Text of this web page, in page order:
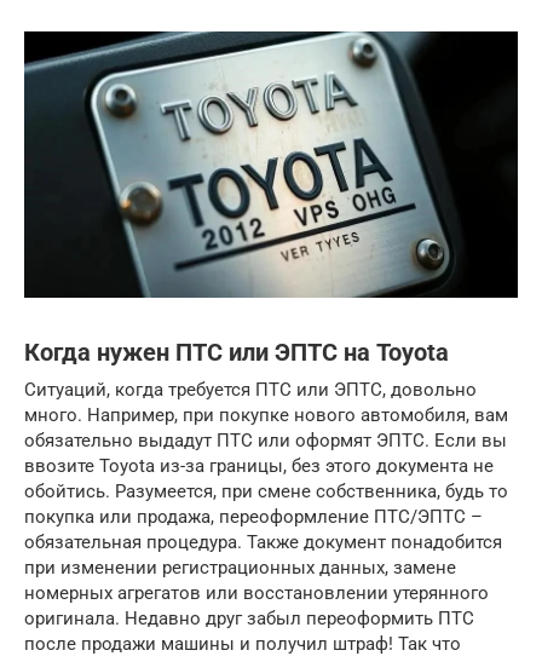
Когда нужен ПТС или ЭПТС на Toyota
Ситуаций, когда требуется ПТС или ЭПТС, довольно
много. Например, при покупке нового автомобиля, вам
обязательно выдадут ПТС или оформят ЭПТС. Если вы
ввозите Toyota из-за границы, без этого документа не
обойтись. Разумеется, при смене собственника, будь то
покупка или продажа, переоформление ПТС/ЭПТС –
обязательная процедура. Также документ понадобится
при изменении регистрационных данных, замене
номерных агрегатов или восстановлении утерянного
оригинала. Недавно друг забыл переоформить ПТС
после продажи машины и получил штраф! Так что